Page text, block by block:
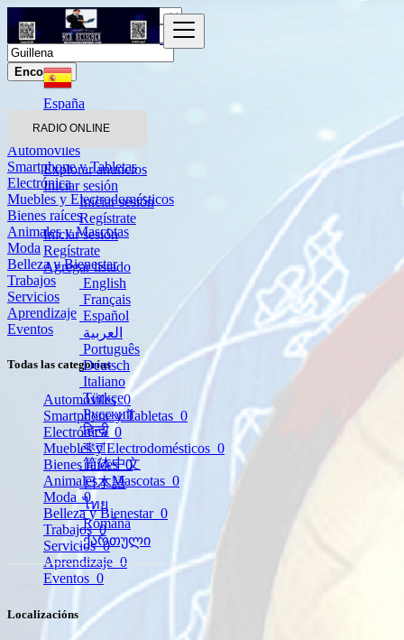
RADIO ONLINE
Explorar anuncios
Iniciar sesión
Iniciar sesión
Regístrate
Iniciar sesión
Regístrate
Agregar listado
English
Français
Español
العربية
Português
Deutsch
Italiano
Türkçe
Русский
हिन्दी
বাংলা
简体中文
日本語
ไทย
Română
ქართული
Encontrar
España
Automóviles
Smartphone y Tabletas
Electrónica
Muebles y Electrodomésticos
Bienes raíces
Animales y Mascotas
Moda
Belleza y Bienestar
Trabajos
Servicios
Aprendizaje
Eventos
Todas las categorías
Automóviles0
Smartphone y Tabletas 0
Electrónica 0
Muebles y Electrodomésticos 0
Bienes raíces0
Animales y Mascotas 0
Moda 0
Belleza y Bienestar 0
Trabajos0
Servicios0
Aprendizaje 0
Eventos 0
Localizacións